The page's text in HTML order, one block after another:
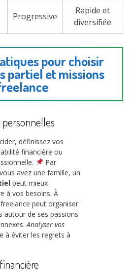
Progressive
Rapide et
diversifiée
pour choisir
partiel et missions
personnelles
définissez vos
financière ou
Par
avez une famille, un
peut mieux
à vos besoins. À
freelance peut organiser
autour de ses passions
Analyser vos
à éviter les regrets à